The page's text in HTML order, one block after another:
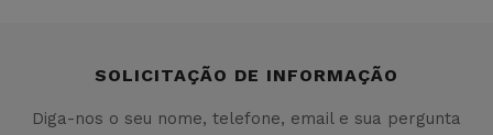
SOLICITAÇÃO DE INFORMAÇÃO
Diga-nos o seu nome, telefone, email e sua pergunta